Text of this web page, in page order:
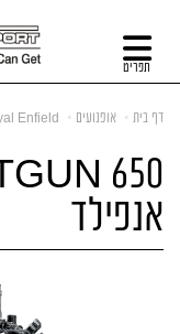
תפריט
דף בית אופנועים Enfield
אנפילד